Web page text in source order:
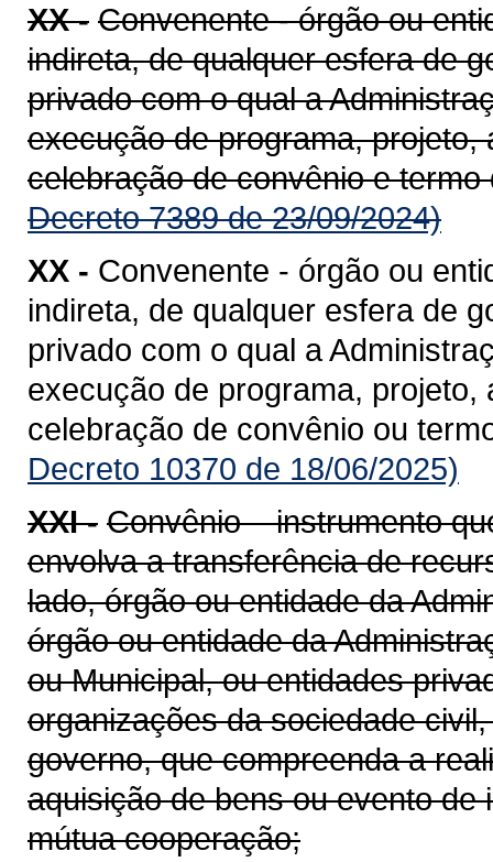
XX - Convenente - órgão ou
indireta, de qualquer esfera de
privado com o qual a
execução de programa,
celebração de convênio e
Decreto 7389 de 23/09/2024)
XX - Convenente - órgão ou
indireta, de qualquer esfera de
privado com o qual a
execução de programa,
celebração de convênio ou
Decreto 10370 de 18/06/2025)
XXI - Convênio – instrumento
envolva a transferência de
lado, órgão ou entidade da
órgão ou entidade da
ou Municipal, ou entidades
organizações da sociedade
governo, que compreenda a
aquisição de bens ou evento
mútua cooperação;